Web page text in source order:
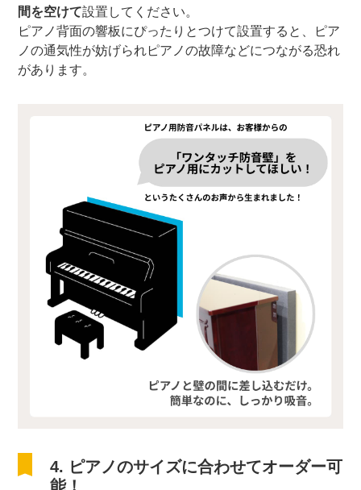
間を空けて設置してください。
ピアノ背面の響板にぴったりとつけて設置すると、ピア
ノの通気性が妨げられピアノの故障などにつながる恐れ
があります。
4. ピアノのサイズに合わせてオーダー可
能！